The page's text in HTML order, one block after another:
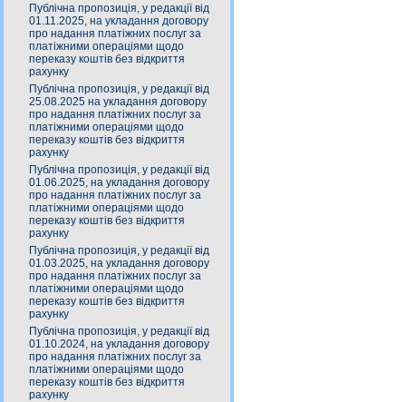
Публічна пропозиція, у редакції від
01.11.2025, на укладання договору
про надання платіжних послуг за
платіжними операціями щодо
переказу коштів без відкриття
рахунку
Публічна пропозиція, у редакції від
25.08.2025 на укладання договору
про надання платіжних послуг за
платіжними операціями щодо
переказу коштів без відкриття
рахунку
Публічна пропозиція, у редакції від
01.06.2025, на укладання договору
про надання платіжних послуг за
платіжними операціями щодо
переказу коштів без відкриття
рахунку
Публічна пропозиція, у редакції від
01.03.2025, на укладання договору
про надання платіжних послуг за
платіжними операціями щодо
переказу коштів без відкриття
рахунку
Публічна пропозиція, у редакції від
01.10.2024, на укладання договору
про надання платіжних послуг за
платіжними операціями щодо
переказу коштів без відкриття
рахунку